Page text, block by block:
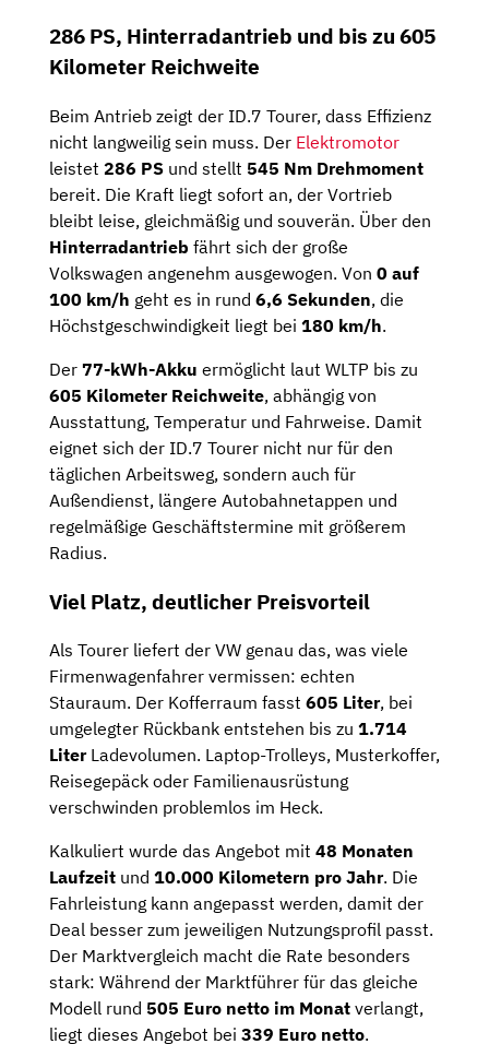
286 PS, Hinterradantrieb und bis zu 605
Kilometer Reichweite
Beim Antrieb zeigt der ID.7 Tourer, dass Effizienz
nicht langweilig sein muss. Der Elektromotor
leistet 286 PS und stellt 545 Nm Drehmoment
bereit. Die Kraft liegt sofort an, der Vortrieb
bleibt leise, gleichmäßig und souverän. Über den
Hinterradantrieb fährt sich der große
Volkswagen angenehm ausgewogen. Von 0 auf
100 km/h geht es in rund 6,6 Sekunden, die
Höchstgeschwindigkeit liegt bei 180 km/h.
Der 77-kWh-Akku ermöglicht laut WLTP bis zu
605 Kilometer Reichweite, abhängig von
Ausstattung, Temperatur und Fahrweise. Damit
eignet sich der ID.7 Tourer nicht nur für den
täglichen Arbeitsweg, sondern auch für
Außendienst, längere Autobahnetappen und
regelmäßige Geschäftstermine mit größerem
Radius.
Viel Platz, deutlicher Preisvorteil
Als Tourer liefert der VW genau das, was viele
Firmenwagenfahrer vermissen: echten
Stauraum. Der Kofferraum fasst 605 Liter, bei
umgelegter Rückbank entstehen bis zu 1.714
LiterLadevolumen. Laptop-Trolleys, Musterkoffer,
Reisegepäck oder Familienausrüstung
verschwinden problemlos im Heck.
Kalkuliert wurde das Angebot mit 48 Monaten
Laufzeit und 10.000 Kilometern pro Jahr. Die
Fahrleistung kann angepasst werden, damit der
Deal besser zum jeweiligen Nutzungsprofil passt.
Der Marktvergleich macht die Rate besonders
stark: Während der Marktführer für das gleiche
Modell rund 505 Euro netto im Monat verlangt,
liegt dieses Angebot bei 339 Euro netto.